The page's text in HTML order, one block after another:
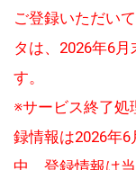
ご登録いただい
タは、2026年6
す。
※サービス終了処
録情報は2026年
中、登録情報は